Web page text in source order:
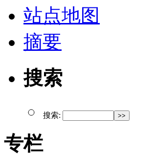
站点地图
摘要
搜索
搜索:
专栏